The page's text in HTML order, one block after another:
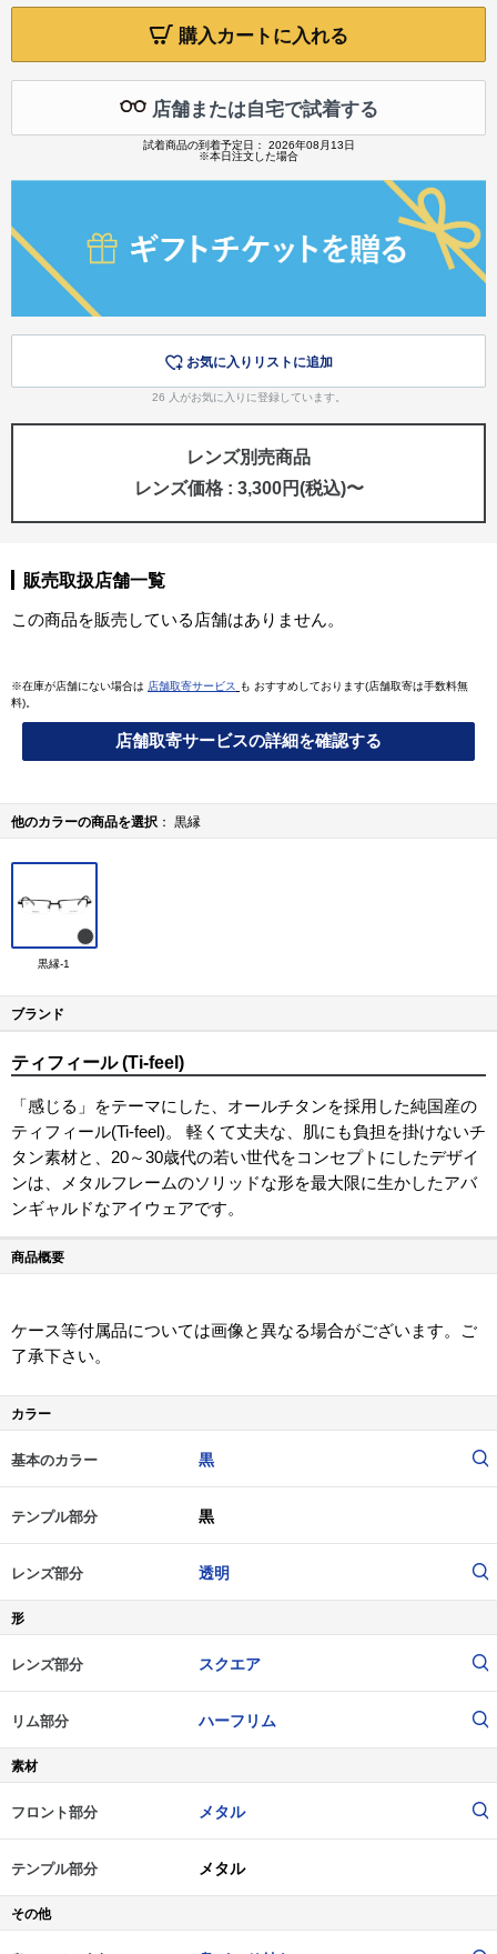
購入カートに入れる
店舗または自宅で試着する
試着商品の到着予定日： 2026年08月13日
※本日注文した場合
お気に入りリストに追加
26 人がお気に入りに登録しています。
レンズ別売商品
レンズ価格 : 3,300円(税込)〜
販売取扱店舗一覧
この商品を販売している店舗はありません。
※在庫が店舗にない場合は 店舗取寄サービス
も おすすめしております(店舗取寄は手数料無
料)。
店舗取寄サービスの詳細を確認する
他のカラーの商品を選択 黒縁
黒縁-1
ブランド
ティフィール (Ti-feel)
「感じる」をテーマにした、オールチタンを採用した純国産の
ティフィール(Ti-feel)。 軽くて丈夫な、肌にも負担を掛けないチ
タン素材と、20～30歳代の若い世代をコンセプトにしたデザイ
ンは、メタルフレームのソリッドな形を最大限に生かしたアバ
ンギャルドなアイウェアです。
商品概要
ケース等付属品については画像と異なる場合がございます。ご
了承下さい。
カラー
基本のカラー 黒
テンプル部分 黒
レンズ部分 透明
形
レンズ部分 スクエア
リム部分 ハーフリム
素材
フロント部分 メタル
テンプル部分 メタル
その他